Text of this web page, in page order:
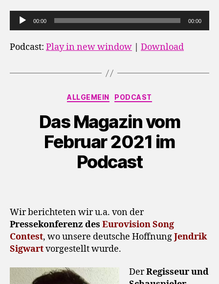
u
d
00:00 00:00
Podcast: Play in new window Download
Kategorien
ALLGEMEIN PODCAST
Das Magazin vom
Februar 2021 im
Podcast
Wir berichteten wir u.a. von der
Pressekonferenz des Eurovision Song
Contest, wo unsere deutsche HoffnungJendrik
Sigwartvorgestellt wurde.
DerRegisseur und